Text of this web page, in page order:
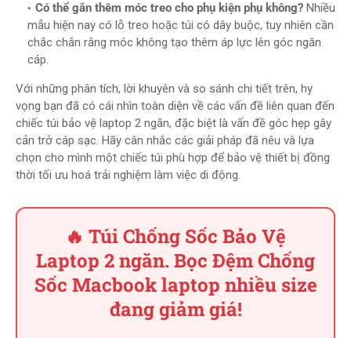
Có thể gắn thêm móc treo cho phụ kiện phụ không? Nhiều
mẫu hiện nay có lỗ treo hoặc túi có dây buộc, tuy nhiên cần
chắc chắn rằng móc không tạo thêm áp lực lên góc ngăn
cáp.
Với những phân tích, lời khuyên và so sánh chi tiết trên, hy
vọng bạn đã có cái nhìn toàn diện về các vấn đề liên quan đến
chiếc túi bảo vệ laptop 2 ngăn, đặc biệt là vấn đề góc hẹp gây
cản trở cáp sạc. Hãy cân nhắc các giải pháp đã nêu và lựa
chọn cho mình một chiếc túi phù hợp để bảo vệ thiết bị đồng
thời tối ưu hoá trải nghiệm làm việc di động.
🔥 Túi Chống Sốc Bảo Vệ
Laptop 2 ngăn. Bọc Đệm Chống
Sốc Macbook laptop nhiều size
đang giảm giá!